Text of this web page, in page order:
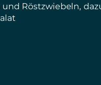
Röstzwiebeln,